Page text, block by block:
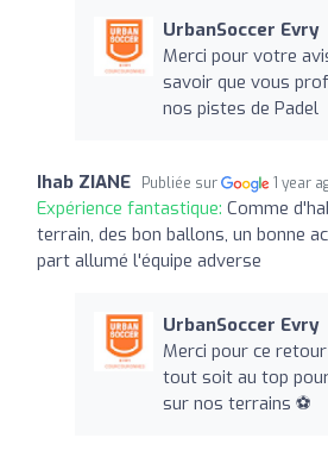
UrbanSoccer Evry
Merci pour votre
savoir que vous
nos pistes de Padel
Ihab ZIANE Publiée sur 1 year
Expérience fantastique: Comme
terrain, des bon ballons, un bonne
part allumé l'équipe adverse
UrbanSoccer Evry
Merci pour ce
tout soit au top
sur nos terrains ⚽